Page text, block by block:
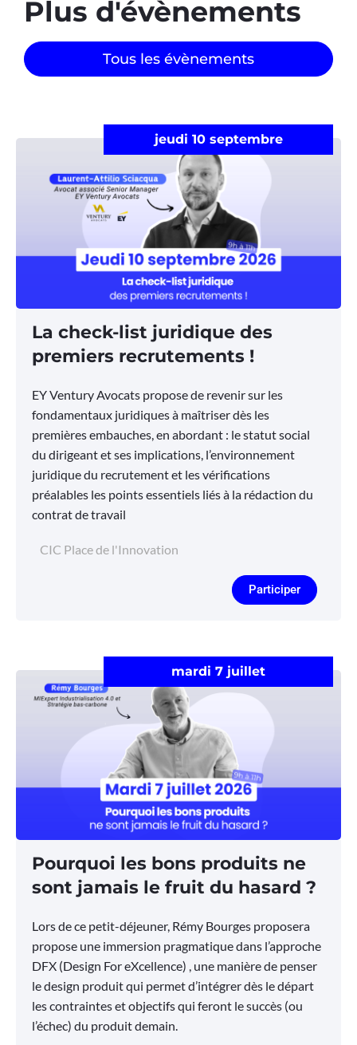
Plus d'évènements​
Tous les évènements
jeudi 10 septembre
La check-list juridique des
premiers recrutements !
EY Ventury Avocats propose de revenir sur les
fondamentaux juridiques à maîtriser dès les
premières embauches, en abordant : le statut social
du dirigeant et ses implications, l’environnement
juridique du recrutement et les vérifications
préalables les points essentiels liés à la rédaction du
contrat de travail
CIC Place de l'Innovation
Participer
mardi 7 juillet
Pourquoi les bons produits ne
sont jamais le fruit du hasard ?
Lors de ce petit-déjeuner, Rémy Bourges proposera
propose une immersion pragmatique dans l’approche
DFX (Design For eXcellence) , une manière de penser
le design produit qui permet d’intégrer dès le départ
les contraintes et objectifs qui feront le succès (ou
l’échec) du produit demain.